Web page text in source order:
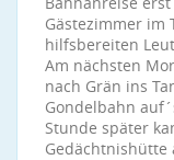
Gästezimmer im
hilfsbereiten
Am nächsten
nach Grän ins
Gondelbahn
Stunde später
Gedächtnishütte